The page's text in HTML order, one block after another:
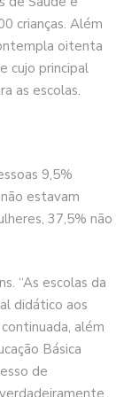
crianças. Além
oitenta
cujo principal
as escolas.
9,5%
estavam
37,5% não
“As escolas da
didático aos
além
Básica
de